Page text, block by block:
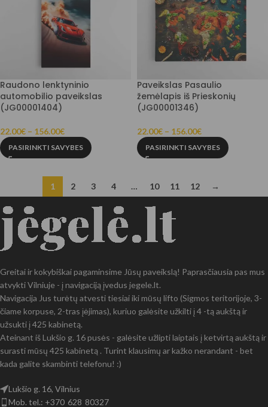
Raudono lenktyninio
automobilio paveikslas
(JG00001404)
22.00€ – 156.00€
PASIRINKTI SAVYBES
Paveikslas Pasaulio
žemėlapis iš Prieskonių
(JG00001346)
22.00€ – 156.00€
PASIRINKTI SAVYBES
1 2 3 4 … 10 11 12 →
Greitai ir kokybiškai pagaminsime Jūsų paveikslą! Paprasčiausia pas mus
atvykti Vilniuje - į navigaciją įvedus jegele.lt.
Navigacija Jus turėtų atvesti tiesiai iki mūsų lifto (Sigmos teritorijoje, 3-
čiame korpuse, 2-tras įėjimas), kuriuo galėsite užkilti į 4 -tą aukštą ir
užsukti į 425 kabinetą.
Ateinant iš Lukšio g. 16 pusės - galėsite užlipti laiptais į ketvirtą aukštą ir
surasti mūsų 425 kabinetą . Turint klausimų ar kažko nerandant - bet
kada galite skambinti telefonu! :)
Lukšio g. 16, Vilnius
Mob. tel.: +370 628 80327